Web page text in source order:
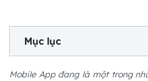
Mục lục
Mobile App đang là một trong